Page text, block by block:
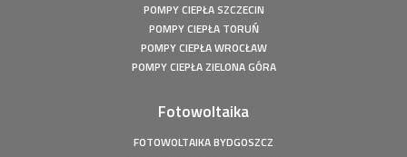
Fotowoltaika Zajazd Ostoja - Instalacja fotowoltaiczna o
Fotowoltaika z magazynem energii - Łachów - Instalacja
Fotowoltaika Hanuszów - Instalacja fotowoltaiczna o
Fotowoltaika Biadki - Instalacja fotowoltaiczna o mocy:
POMPY CIEPŁA SZCZECIN
POMPY CIEPŁA TORUŃ
POMPY CIEPŁA WROCŁAW
POMPY CIEPŁA ZIELONA GÓRA
Fotowoltaika
FOTOWOLTAIKA BYDGOSZCZ